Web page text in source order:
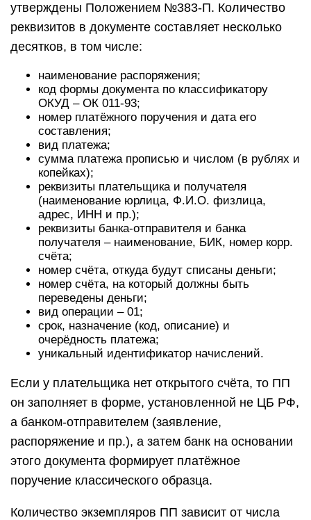
утверждены Положением №383-П. Количество
реквизитов в документе составляет несколько
десятков, в том числе:
наименование распоряжения;
код формы документа по классификатору
ОКУД – ОК 011-93;
номер платёжного поручения и дата его
составления;
вид платежа;
сумма платежа прописью и числом (в рублях и
копейках);
реквизиты плательщика и получателя
(наименование юрлица, Ф.И.О. физлица,
адрес, ИНН и пр.);
реквизиты банка-отправителя и банка
получателя – наименование, БИК, номер корр.
счёта;
номер счёта, откуда будут списаны деньги;
номер счёта, на который должны быть
переведены деньги;
вид операции – 01;
срок, назначение (код, описание) и
очерёдность платежа;
уникальный идентификатор начислений.
Если у плательщика нет открытого счёта, то ПП
он заполняет в форме, установленной не ЦБ РФ,
а банком-отправителем (заявление,
распоряжение и пр.), а затем банк на основании
этого документа формирует платёжное
поручение классического образца.
Количество экземпляров ПП зависит от числа